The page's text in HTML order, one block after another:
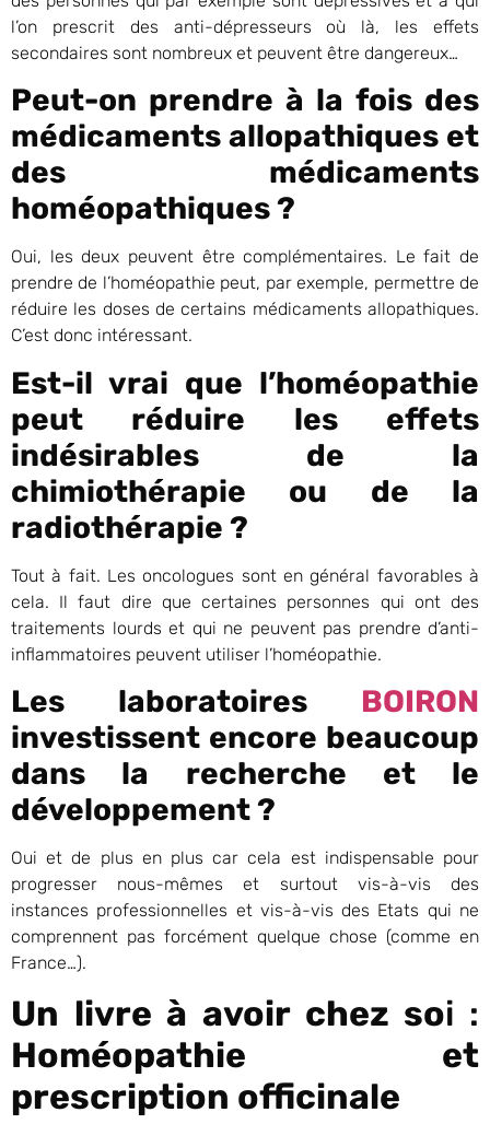
l’on prescrit des anti-dépresseurs où là, les effets
secondaires sont nombreux et peuvent être dangereux…
Peut-on prendre à la fois des
médicaments allopathiques et
des médicaments
homéopathiques ?
Oui, les deux peuvent être complémentaires. Le fait de
prendre de l’homéopathie peut, par exemple, permettre de
réduire les doses de certains médicaments allopathiques.
C’est donc intéressant.
Est-il vrai que l’homéopathie
peut réduire les effets
indésirables de la
chimiothérapie ou de la
radiothérapie ?
Tout à fait. Les oncologues sont en général favorables à
cela. Il faut dire que certaines personnes qui ont des
traitements lourds et qui ne peuvent pas prendre d’anti-
inflammatoires peuvent utiliser l’homéopathie.
Les laboratoires BOIRON
investissent encore beaucoup
dans la recherche et le
développement ?
Oui et de plus en plus car cela est indispensable pour
progresser nous-mêmes et surtout vis-à-vis des
instances professionnelles et vis-à-vis des Etats qui ne
comprennent pas forcément quelque chose (comme en
France…).
Un livre à avoir chez soi :
Homéopathie et
prescription officinale